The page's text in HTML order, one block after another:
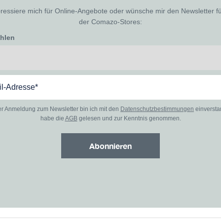
mich für Online-Angebote oder wünsche mir den Newsletter
der Comazo-Stores:
Anmeldung zum Newsletter bin ich mit den Datenschutzbestimmungen
habe die AGBgelesen und zur Kenntnis genommen.
Abonnieren